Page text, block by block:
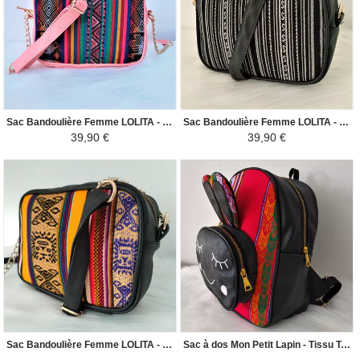
Sac Bandoulière Femme LOLITA - Toile Péruvienne Motifs Ethniques - Rose / Coloré
39,90 €
Sac Bandoulière Femme LOLITA - Toile Péruvienne Motifs Ethniques - Blanc / Noir
39,90 €
Sac Bandoulière Femme LOLITA - Toile Péruvienne Motifs Ethniques - Jaune / Coloré Sac à dos Mon Petit Lapin - Tissu Traditionnel Péruvien Blanquirroja - Rouge et Blanc